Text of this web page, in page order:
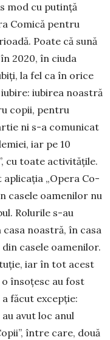
mod cu putinţă
Comică pentru
Poate că sună
2020, în ciuda
la fel ca în orice
iubirea noastră
copii, pentru
ni s-a comunicat
iar pe 10
cu toate activităţile.
aplicaţia „Opera Co­
casele oamenilor nu
Rolurile s-au
noastră, în casa
casele oamenilor.
iar în tot acest
înso­ţesc au fost
făcut excepţie:
avut loc anul
între care, două